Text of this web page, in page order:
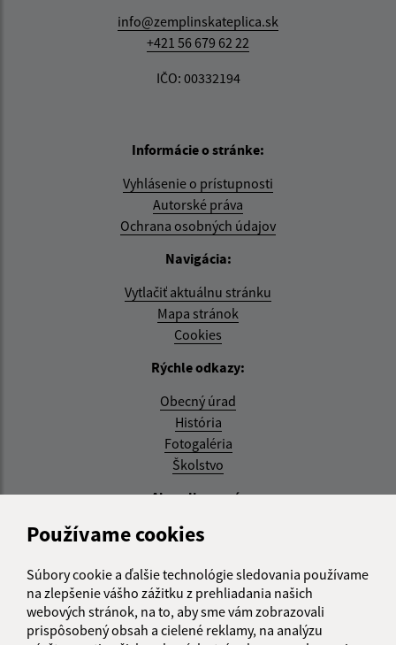
Používame cookies
Súbory cookie a ďalšie technológie sledovania používame
na zlepšenie vášho zážitku z prehliadania našich
webových stránok, na to, aby sme vám zobrazovali
prispôsobený obsah a cielené reklamy, na analýzu
info@zemplinskateplica.sk
+421 56 679 62 22
IČO: 00332194
Informácie o stránke:
Vyhlásenie o prístupnosti
Autorské práva
Ochrana osobných údajov
Navigácia:
Vytlačiť aktuálnu stránku
Mapa stránok
Cookies
Rýchle odkazy:
Obecný úrad
História
Fotogaléria
Školstvo
Aktualizované:
04.08.2026 11:27 hod.
RSS
Správca obsahu:
Správca obsahu je Obec Zemplínska Teplica.